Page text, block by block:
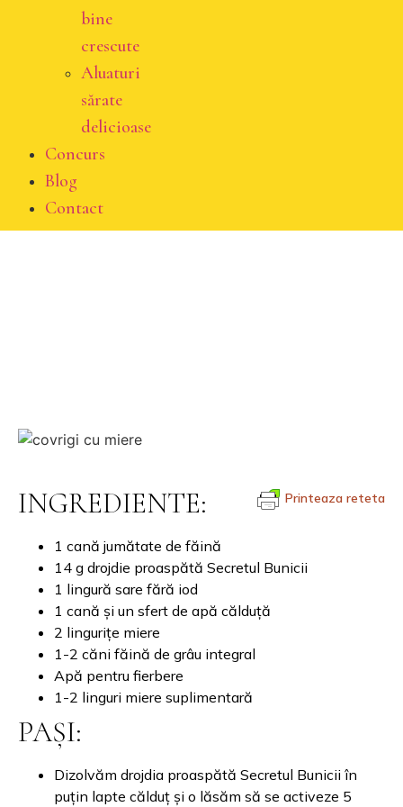
bine
crescute
Aluaturi
sărate
delicioase
Concurs
Blog
Contact
Printeaza reteta
INGREDIENTE:
1 cană jumătate de făină
14 g drojdie proaspătă Secretul Bunicii
1 lingură sare fără iod
1 cană și un sfert de apă călduță
2 lingurițe miere
1-2 căni făină de grâu integral
Apă pentru fierbere
1-2 linguri miere suplimentară
PAȘI:
Dizolvăm drojdia proaspătă Secretul Bunicii în
puțin lapte călduț și o lăsăm să se activeze 5